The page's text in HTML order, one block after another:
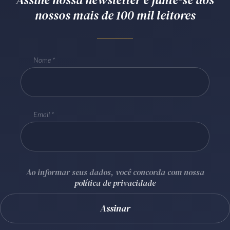
Receba por RSS
Batel Curitiba/PR CEP80240-000
nossos mais de 100 mil leitores
Nome
Email
Ao informar seus dados, você concorda com nossa
política de privacidade